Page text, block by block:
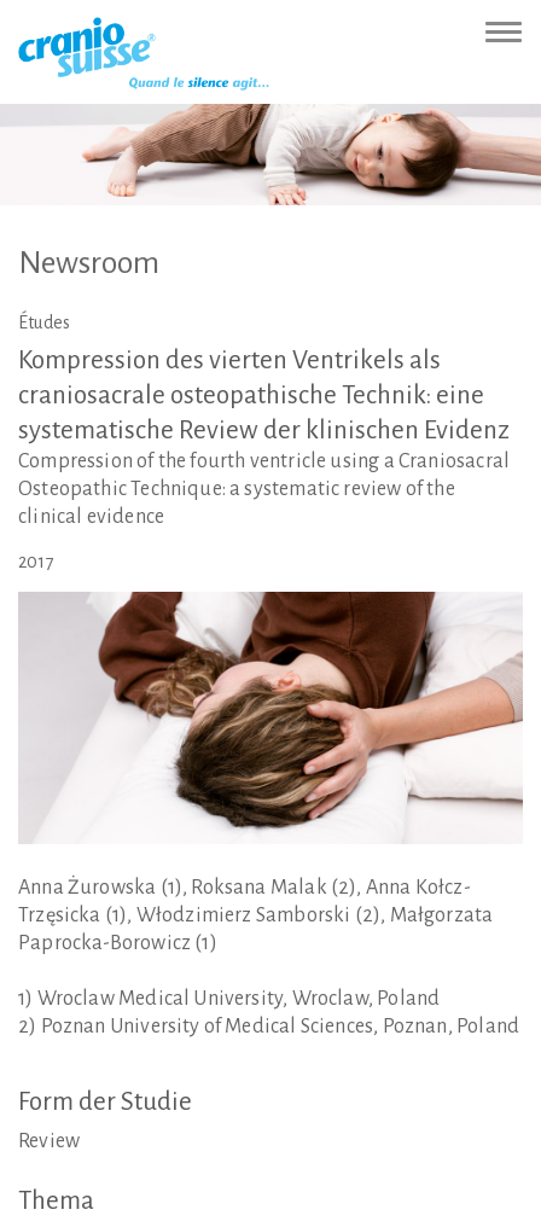
(Accesskey
Hauptnavigation
(Accesskey
Inhalt
(Accesskey
Sprachumschaltung
(Accesskey
Newsroom
Études
Kompression des vierten Ventrikels als
craniosacrale osteopathische Technik: eine
systematische Review der klinischen Evidenz
Compression of the fourth ventricle using a Craniosacral
Osteopathic Technique: a systematic review of the
clinical evidence
2017
Anna Żurowska (1), Roksana Malak (2), Anna Kołcz-
Trzęsicka (1), Włodzimierz Samborski (2), Małgorzata
Paprocka-Borowicz (1)
1) Wroclaw Medical University, Wroclaw, Poland
2) Poznan University of Medical Sciences, Poznan, Poland
Form derStudie
Review
Thema